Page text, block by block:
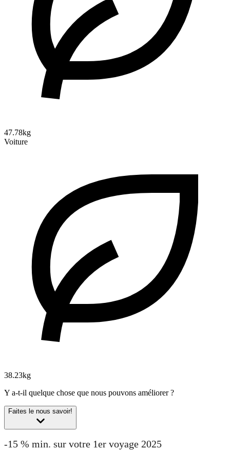
47.78kg
Voiture
38.23kg
Y a-t-il quelque chose que nous pouvons améliorer ?
Faites le nous savoir!
-15 % min. sur votre 1er voyage 2025